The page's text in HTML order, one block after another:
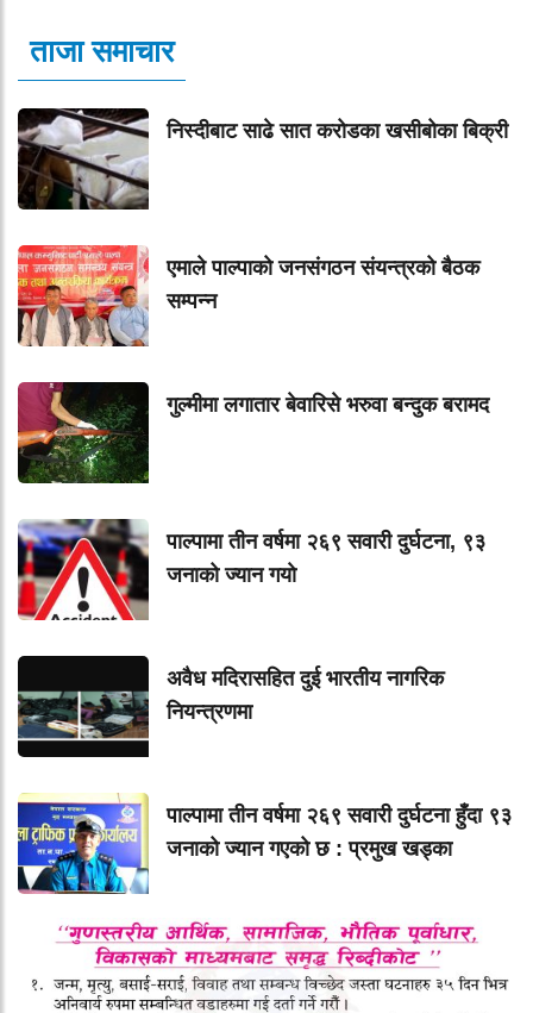
ताजा समाचार
निस्दीबाट साढे सात करोडका खसीबोका बिक्री
एमाले पाल्पाको जनसंगठन संयन्त्रको बैठक
सम्पन्न
गुल्मीमा लगातार बेवारिसे भरुवा बन्दुक बरामद
पाल्पामा तीन वर्षमा २६९ सवारी दुर्घटना, ९३
जनाको ज्यान गयाे
अवैध मदिरासहित दुई भारतीय नागरिक
नियन्त्रणमा
पाल्पामा तीन वर्षमा २६९ सवारी दुर्घटना हुँदा ९३
जनाको ज्यान गएको छ : प्रमुख खड्का